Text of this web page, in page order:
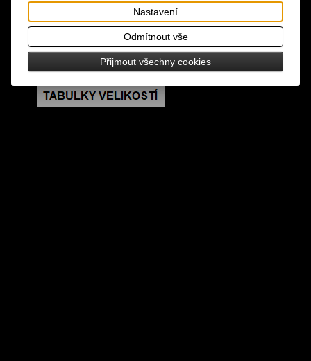
vhodné do myčky nádobí i mikrovlnné trouby
rozměry: výška 9,5 cm, průměr 8 cm
Nastavení
Odmítnout vše
Přijmout všechny cookies